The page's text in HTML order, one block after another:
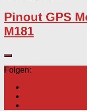
Pinout GPS
M181
Folgen: